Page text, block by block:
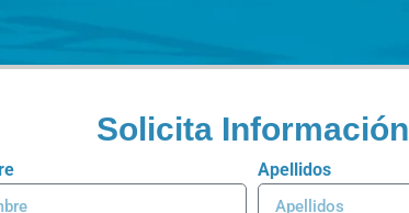
Solicita Información
Apellidos